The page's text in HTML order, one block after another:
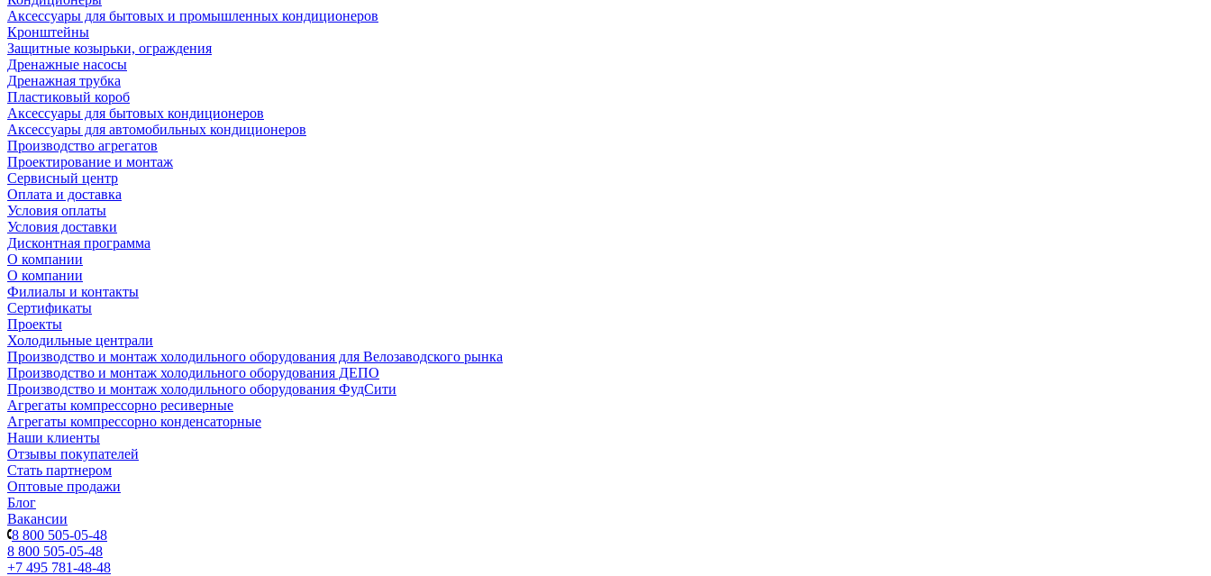
Аксессуары для бытовых и промышленных кондиционеров
Кронштейны
Защитные козырьки, ограждения
Дренажные насосы
Дренажная трубка
Пластиковый короб
Аксессуары для бытовых кондиционеров
Аксессуары для автомобильных кондиционеров
Производство агрегатов
Проектирование и монтаж
Сервисный центр
Оплата и доставка
Условия оплаты
Условия доставки
Дисконтная программа
О компании
О компании
Филиалы и контакты
Сертификаты
Проекты
Холодильные централи
Производство и монтаж холодильного оборудования для Велозаводского рынка
Производство и монтаж холодильного оборудования ДЕПО
Производство и монтаж холодильного оборудования ФудСити
Агрегаты компрессорно ресиверные
Агрегаты компрессорно конденсаторные
Наши клиенты
Отзывы покупателей
Стать партнером
Оптовые продажи
Блог
Вакансии
8 800 505-05-48
8 800 505-05-48
+7 495 781-48-48